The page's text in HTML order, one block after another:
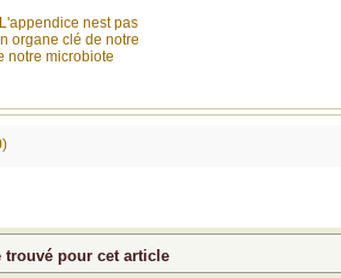
nest pas
organe clé de notre
notre microbiote
trouvé pour cet article